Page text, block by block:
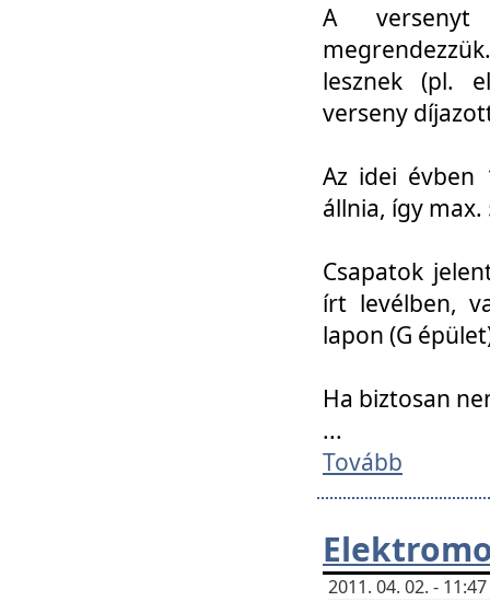
A versenyt
lesznek (pl.
verseny
Az idei évben
állnia, így
Csapatok
írt levélben,
lapon (G
Ha biztosan
...
Tovább
2011. 04. 02. -